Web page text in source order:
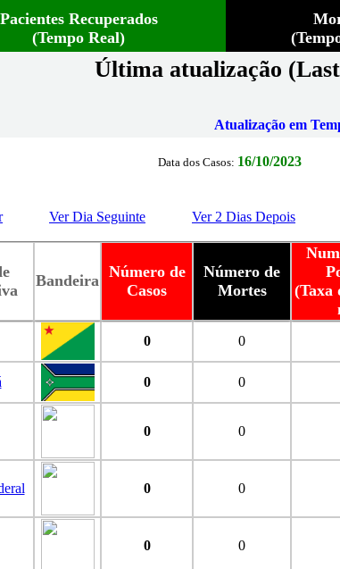
Pacientes Recuperados
(Tempo Real)
Última atualização
Atualização em
Data dos Casos: 16/10/2023
Ver Dia Seguinte Ver 2 Dias Depois
Bandeira Número de
Casos
Número de
Mortes
(Taxa
0 0
0 0
0 0
0 0
0 0